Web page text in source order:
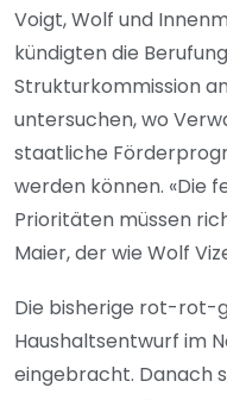
Voigt, Wolf und
kündigten die
Strukturkommission
untersuchen, wo
staatliche
werden können. «Die
Prioritäten müssen
Maier, der wie Wolf
Die bisherige rot-rot-
Haushaltsentwurf im
eingebracht. Danach